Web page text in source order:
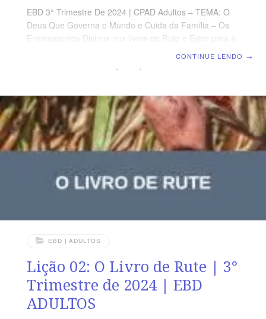
EBD 3° Trimestre De 2024 | CPAD Adultos – TEMA: O
Deus Que Governa o Mundo e Cuida da Família – Os
Ensinamentos Divinos nos livros de Rute e Ester para a
e, onde quer que pousares à noite, ali pousarei eu; o
teu povo é o meu povo, o teu Deus é o
CONTINUE LENDO →
EBD | ADULTOS
Lição 02: O Livro de Rute | 3°
Trimestre de 2024 | EBD
ADULTOS